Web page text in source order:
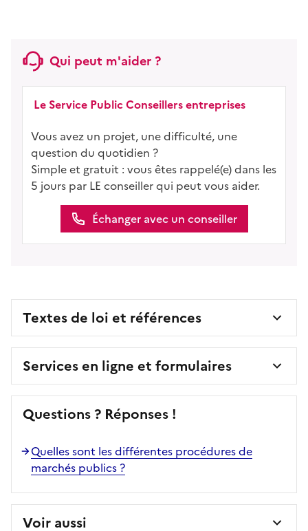
Qui peut m'aider ?
Le Service Public Conseillers entreprises
Vous avez un projet, une difficulté, une
question du quotidien ?
Simple et gratuit : vous êtes rappelé(e) dans les
5 jours par LE conseiller qui peut vous aider.
Échanger avec un conseiller
Textes de loi et références
Services en ligne et formulaires
Questions ? Réponses !
Quelles sont les différentes procédures de
marchés publics ?
Voir aussi